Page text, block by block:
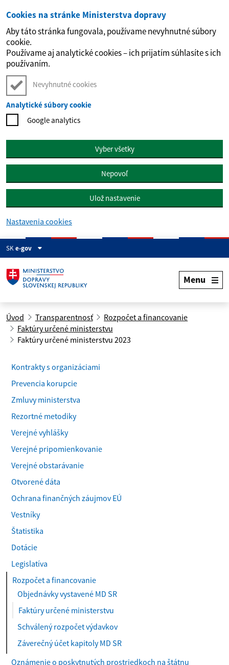
Preskočiť na hlavný obsah
Cookies na stránke Ministerstva dopravy
Aby táto stránka fungovala, používame nevyhnutné súbory
cookie.
Používame aj analytické cookies – ich prijatím súhlasíte s ich
používaním.
Nevyhnutné cookies
Analytické súbory cookie
Google analytics
Vyber všetky
Nepovoľ
Ulož nastavenie
Nastavenia cookies
SKe-gov
Menu
Úvod Transparentnosť
Rozpočet a financovanie
Faktúry určené ministerstvu
Faktúry určené ministerstvu 2023
Kontrakty s organizáciami
Prevencia korupcie
Zmluvy ministerstva
Rezortné metodiky
Verejné vyhlášky
Verejné pripomienkovanie
Verejné obstarávanie
Otvorené dáta
Ochrana finančných záujmov EÚ
Vestníky
Štatistika
Dotácie
Legislatíva
Rozpočet a financovanie
Objednávky vystavené MD SR
Faktúry určené ministerstvu
Schválený rozpočet výdavkov
Záverečný účet kapitoly MD SR
Oznámenie o poskytnutých prostriedkoch na štátnu